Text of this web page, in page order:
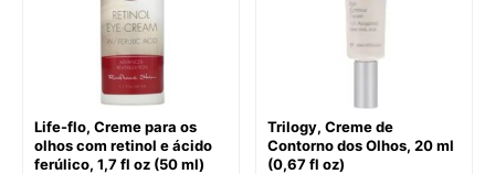
Life-flo, Creme para os
olhos com retinol e ácido
ferúlico, 1,7 fl oz (50 ml)
Trilogy, Creme de
Contorno dos Olhos, 20 ml
(0,67 fl oz)